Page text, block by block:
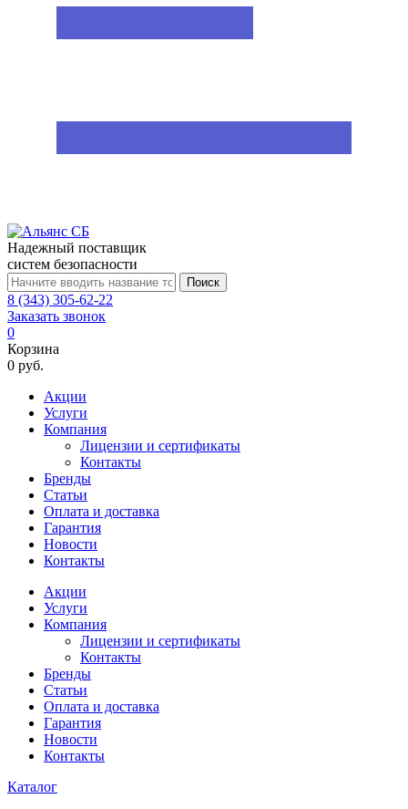
Надежный поставщик
систем безопасности
Поиск
8 (343) 305-62-22
Заказать звонок
0
Корзина
0 руб.
Акции
Услуги
Компания
Лицензии и сертификаты
Контакты
Бренды
Статьи
Оплата и доставка
Гарантия
Новости
Контакты
Акции
Услуги
Компания
Лицензии и сертификаты
Контакты
Бренды
Статьи
Оплата и доставка
Гарантия
Новости
Контакты
Каталог